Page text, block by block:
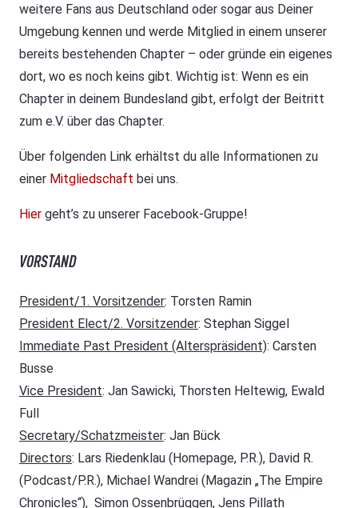
weitere Fans aus Deutschland oder sogar aus Deiner
Umgebung kennen und werde Mitglied in einem unserer
bereits bestehenden Chapter – oder gründe ein eigenes
dort, wo es noch keins gibt. Wichtig ist: Wenn es ein
Chapter in deinem Bundesland gibt, erfolgt der Beitritt
zum e.V. über das Chapter.
Über folgenden Link erhältst du alle Informationen zu
einer Mitgliedschaft bei uns.
Hier geht’s zu unserer Facebook-Gruppe!
VORSTAND
President/1. Vorsitzender: Torsten Ramin
President Elect/2. Vorsitzender: Stephan Siggel
Immediate Past President (Alterspräsident): Carsten
Busse
Vice President: Jan Sawicki, Thorsten Heltewig, Ewald
Full
Secretary/Schatzmeister: Jan Bück
Directors: Lars Riedenklau (Homepage, P.R.), David R.
(Podcast/P.R.), Michael Wandrei (Magazin „The Empire
Chronicles“), Simon Ossenbrüggen, Jens Pillath